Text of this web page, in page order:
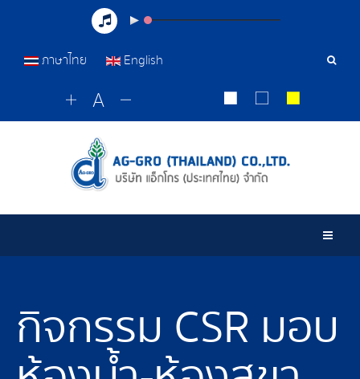
เครื่อ
ภาษาไทย English
กิจกรรม CSR มอบ